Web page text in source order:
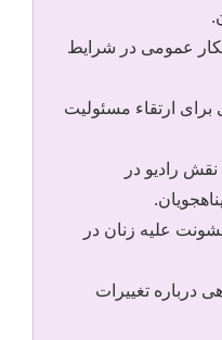
عمومی در شرایط
برای ارتقاء مسئولیت
رادیو در
علیه زنان در
درباره تغییرات